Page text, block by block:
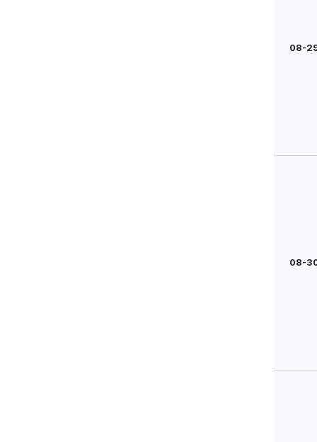
08-
08-